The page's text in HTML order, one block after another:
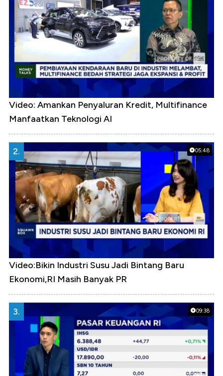
Video: Amankan Penyaluran Kredit, Multifinance
Manfaatkan Teknologi AI
05:48
2.
Video:Bikin Industri Susu Jadi Bintang Baru
Ekonomi,RI Masih Banyak PR
09:38
3.